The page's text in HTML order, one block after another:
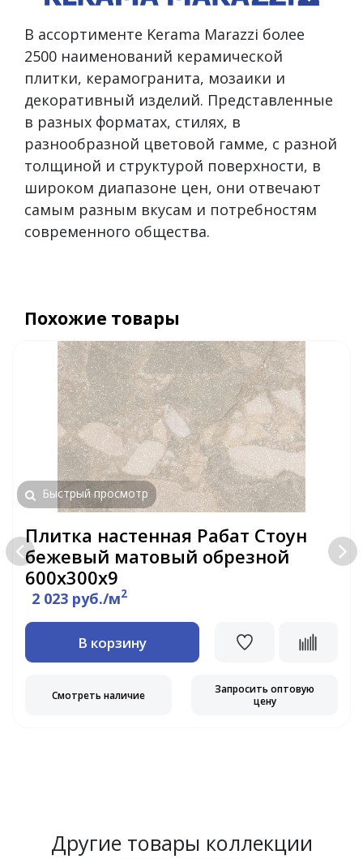
В ассортименте Kerama Marazzi более
2500 наименований керамической
плитки, керамогранита, мозаики и
декоративный изделий. Представленные
в разных форматах, стилях, в
разнообразной цветовой гамме, с разной
толщиной и структурой поверхности, в
широком диапазоне цен, они отвечают
самым разным вкусам и потребностям
современного общества.
Похожие товары
Быстрый просмотр
Плитка настенная Рабат Стоун
бежевый матовый обрезной
600x300x9
2 023 руб./м2
В корзину
Смотреть наличие
Запросить оптовую
цену
Другие товары коллекции